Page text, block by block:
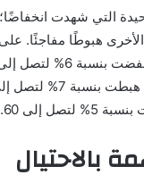
التي شهدت
هبوطًا مفاجئًا.
بالاحتيال